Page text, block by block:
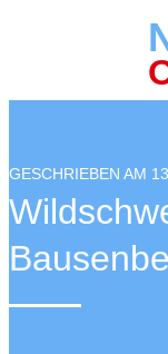
GESCHRIEBEN AM